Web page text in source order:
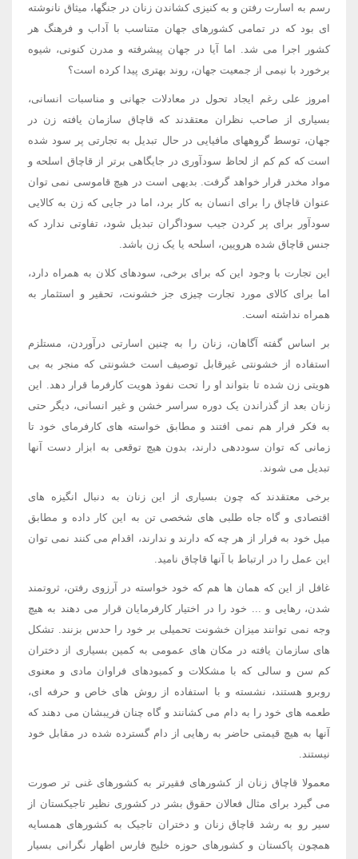
رسم به اسارت رفتن و به کنیزی کشاندن زنان در جنگها، میثاق نانوشته
ای بود که در تمامی کشورهای جهان متناسب با آداب و فرهنگ هر
کشور اجرا می شد. اما آیا در جهان پیشرفته و مدرن کنونی، شیوه
برخورد با نیمی از جمعیت جهان، روند بهتری پیدا کرده است؟
امروز علی رغم ایجاد تحول در معادلات جهانی و مناسبات انسانی،
بسیاری از صاحب نظران معتقدند که قاچاق سازمان یافته زن در
جهان، توسط گروههای مافیایی در حال تبدیل به تجارتی پر سود شده
است که کم کم از لحاظ سودآوری در جایگاهی برتر از قاچاق اسلحه و
مواد مخدر قرار خواهد گرفت. بدیهی است در هیچ قاموسی نمی توان
عنوان قاچاق را برای انسان به کار برد، اما در جایی که زن به کالایی
سودآور برای پر کردن جیب سوداگران تبدیل شود، تفاوتی ندارد که
جنس قاچاق شده هرویین، اسلحه یا یک زن باشد.
این تجارت با وجود این که برای برخی، سودهای کلان به همراه دارد،
اما برای کالای مورد تجارت چیزی جز خشونت، تحقیر و استثمار به
همراه نداشته است.
بر اساس گفته آگاهان، زنان را به چنین اسارتی درآوردن، مستلزم
استفاده از خشونتی غیرقابل توصیف است خشونتی که منجر به بی
هویتی زن شده تا بتواند او را تحت نفوذ هویت کارفرما قرار دهد. این
زنان بعد از گذراندن یک دوره سراسر خشن و غیر انسانی، دیگر حتی
به فکر فرار هم نمی افتند و مطابق خواسته های کارفرمای خود تا
زمانی که توان سوددهی دارند، بدون هیچ توقعی به ابزار دست آنها
تبدیل می شوند.
برخی معتقدند که چون بسیاری از این زنان به دنبال انگیزه های
اقتصادی و گاه جاه طلبی های شخصی تن به این کار داده و مطابق
میل خود به فرار از هر چه که دارند و ندارند، اقدام می کنند نمی توان
این عمل را در ارتباط با آنها قاچاق نامید.
غافل از این که همان ها هم که خود خواسته در آرزوی رفتن، ثروتمند
شدن، رهایی و ... خود را در اختیار کارفرمایان قرار می دهند به هیچ
وجه نمی توانند میزان خشونت تحمیلی بر خود را حدس بزنند. تشکل
های سازمان یافته در مکان های عمومی به کمین بسیاری از دختران
کم سن و سالی که با مشکلات و کمبودهای فراوان مادی و معنوی
روبرو هستند، نشسته و با استفاده از روش های خاص و حرفه ای،
طعمه های خود را به دام می کشانند و گاه چنان فریبشان می دهند که
آنها به هیچ قیمتی حاضر به رهایی از دام گسترده شده در مقابل خود
نیستند.
معمولا قاچاق زنان از کشورهای فقیرتر به کشورهای غنی تر صورت
می گیرد برای مثال فعالان حقوق بشر در کشوری نظیر تاجیکستان از
سیر رو به رشد قاچاق زنان و دختران تاجیک به کشورهای همسایه
همچون پاکستان و کشورهای حوزه خلیج فارس اظهار نگرانی بسیار